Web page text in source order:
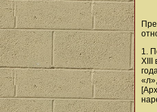
1.
XIII